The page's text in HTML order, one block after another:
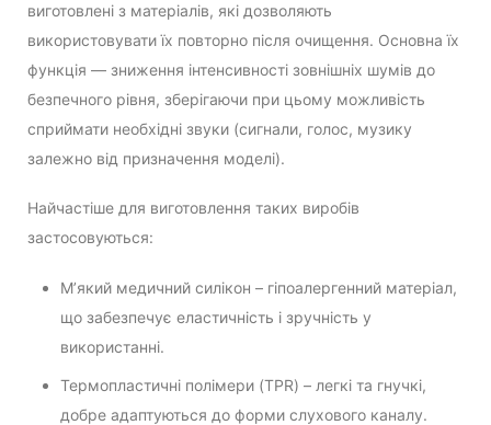
виготовлені з матеріалів, які дозволяють
використовувати їх повторно після очищення. Основна їх
функція — зниження інтенсивності зовнішніх шумів до
безпечного рівня, зберігаючи при цьому можливість
сприймати необхідні звуки (сигнали, голос, музику
залежно від призначення моделі).
Найчастіше для виготовлення таких виробів
застосовуються:
М’який медичний силікон – гіпоалергенний матеріал,
що забезпечує еластичність і зручність у
використанні.
Термопластичні полімери (TPR) – легкі та гнучкі,
добре адаптуються до форми слухового каналу.